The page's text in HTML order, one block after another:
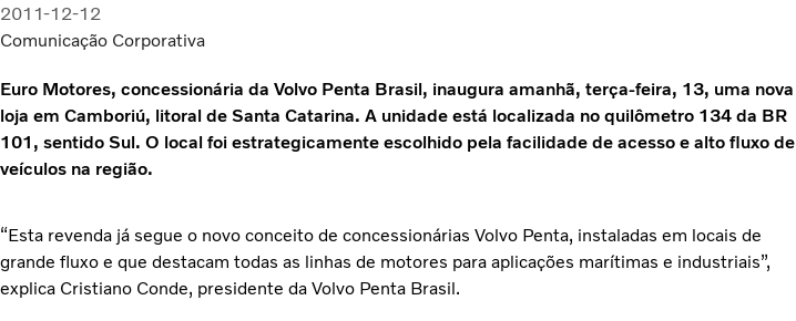
2011-12-12
Comunicação Corporativa
Euro Motores, concessionária da Volvo Penta Brasil, inaugura amanhã, terça-feira, 13, uma nova
loja em Camboriú, litoral de Santa Catarina. A unidade está localizada no quilômetro 134 da BR
101, sentido Sul. O local foi estrategicamente escolhido pela facilidade de acesso e alto fluxo de
veículos na região.
“Esta revenda já segue o novo conceito de concessionárias Volvo Penta, instaladas em locais de
grande fluxo e que destacam todas as linhas de motores para aplicações marítimas e industriais”,
explica Cristiano Conde, presidente da Volvo Penta Brasil.